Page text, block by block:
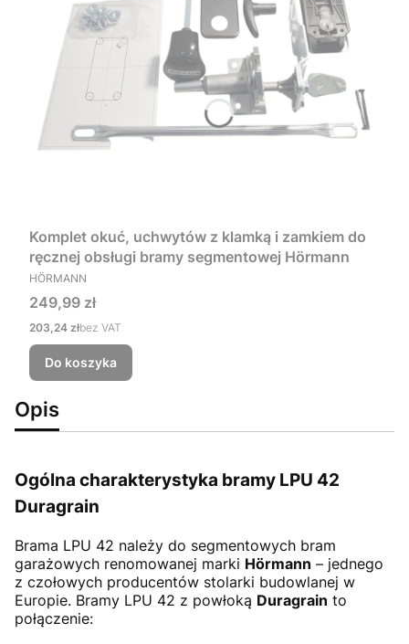
Komplet okuć, uchwytów z klamką i zamkiem do
ręcznej obsługi bramy segmentowej Hörmann
PRODUCENT
HÖRMANN
Cena
249,99 zł
Cena
203,24 złbez VAT
Do koszyka
Opis
Ogólna charakterystyka bramy LPU 42
Duragrain
Brama LPU 42 należy do segmentowych bram
garażowych renomowanej marki Hörmann – jednego
z czołowych producentów stolarki budowlanej w
Europie. Bramy LPU 42 z powłoką Duragrain to
połączenie: